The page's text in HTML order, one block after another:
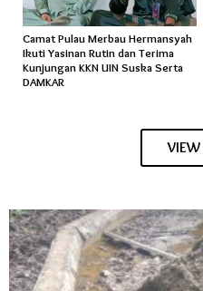
Camat Pulau Merbau Hermansyah
Ikuti Yasinan Rutin dan Terima
Kunjungan KKN UIN Suska Serta
DAMKAR
VIEW